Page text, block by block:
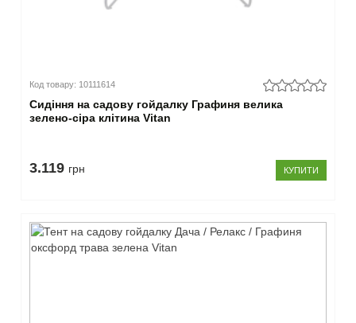
Код товару: 10111614
Сидіння на садову гойдалку Графиня велика
зелено-сіра клітина Vitan
3.119 грн КУПИТИ